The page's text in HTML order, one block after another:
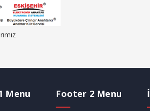
Menu Footer 2 Menu